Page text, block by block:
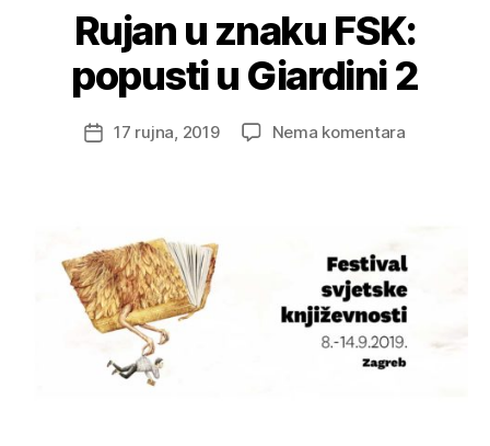
Rujan u znaku FSK:
popusti u Giardini 2
Datum
17 rujna, 2019 Nema komentarana
popusti
u
Giardini
2